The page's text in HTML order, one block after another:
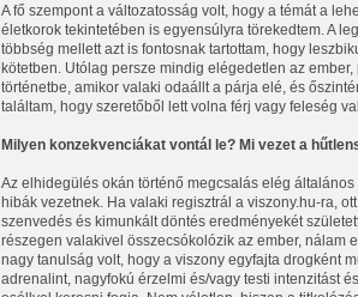
A fő szempont a változatosság volt, hogy a témát a
életkorok tekintetében is egyensúlyra törekedtem. A
többség mellett azt is fontosnak tartottam, hogy
kötetben. Utólag persze mindig elégedetlen az
történetbe, amikor valaki odaállt a párja elé, és
találtam, hogy szeretőből lett volna férj vagy feleség
Milyen konzekvenciákat vontál le? Mi vezet a
Az elhidegülés okán történő megcsalás elég
hibák vezetnek. Ha valaki regisztrál a viszony.hu-ra,
szenvedés és kimunkált döntés eredményekét
részegen valakivel összecsókolózik az ember, nálam
nagy tanulság volt, hogy a viszony egyfajta drogként
adrenalint, nagyfokú érzelmi és/vagy testi intenzitást